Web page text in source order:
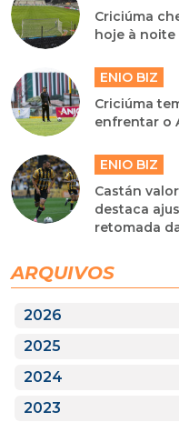
Criciúma
hoje à noite
ENIO BIZ
Criciúma
enfrentar o
ENIO BIZ
Castán
destaca
retomada
ARQUIVOS
2026
2025
2024
2023